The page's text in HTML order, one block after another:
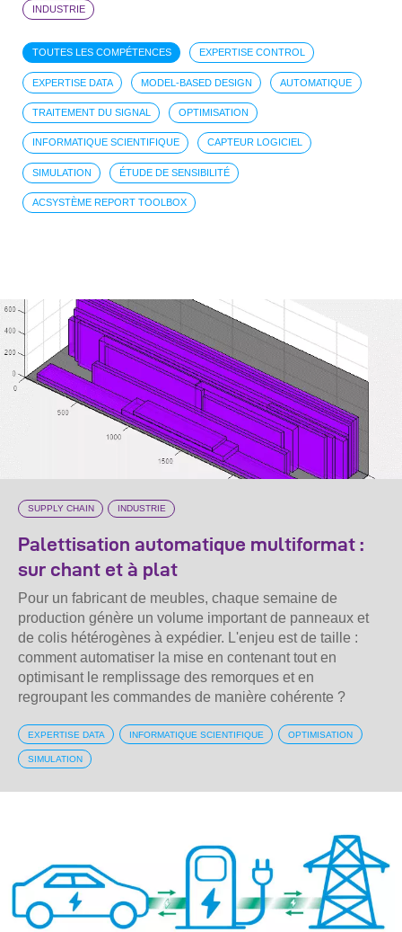
INDUSTRIE
TOUTES LES COMPÉTENCES EXPERTISE CONTROL
EXPERTISE DATA MODEL-BASED DESIGN AUTOMATIQUE
TRAITEMENT DU SIGNAL OPTIMISATION
INFORMATIQUE SCIENTIFIQUE CAPTEUR LOGICIEL
SIMULATION ÉTUDE DE SENSIBILITÉ
ACSYSTÈME REPORT TOOLBOX
SUPPLY CHAIN INDUSTRIE
Palettisation automatique multiformat :
sur chant et à plat
Pour un fabricant de meubles, chaque semaine de
production génère un volume important de panneaux et
de colis hétérogènes à expédier. L'enjeu est de taille :
comment automatiser la mise en contenant tout en
optimisant le remplissage des remorques et en
regroupant les commandes de manière cohérente ?
EXPERTISE DATA INFORMATIQUE SCIENTIFIQUE OPTIMISATION
SIMULATION